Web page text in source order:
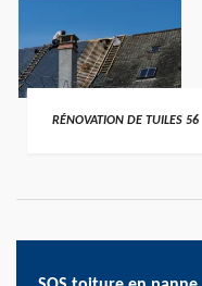
>
RÉNOVATION DE TUILES 56